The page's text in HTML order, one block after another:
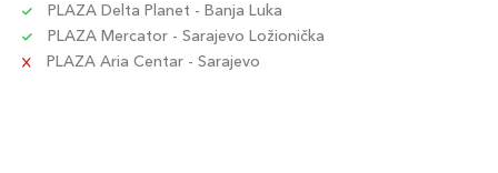
PLAZA Delta Planet - Banja Luka
PLAZA Mercator - Sarajevo Ložionička
PLAZA Aria Centar - Sarajevo